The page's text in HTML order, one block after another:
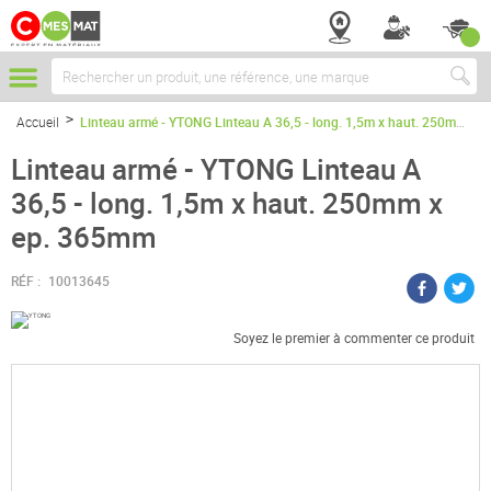
Chercher
Accueil Linteau armé - YTONG Linteau A 36,5 - long. 1,5m x haut. 250mm x ep. 365mm
Linteau armé - YTONG Linteau A
36,5 - long. 1,5m x haut. 250mm x
ep. 365mm
RÉF : 10013645
Soyez le premier à commenter ce produit
Passer